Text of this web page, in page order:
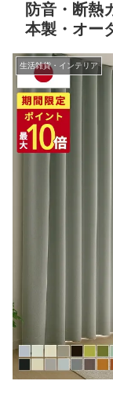
防音・断熱
本製・オー
生活雑貨・インテリア